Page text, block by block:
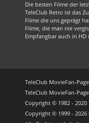
Die besten Filme der
TeleClub Retro ist das
Filme die uns geprägt
Filme, die man nie
Empfangbar auch in
TeleClub MovieFan-
TeleClub MovieFan-
Copyright © 1982 - 2020
Copyright © 1999 -